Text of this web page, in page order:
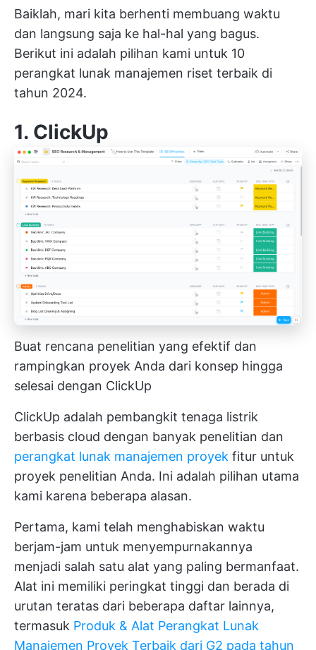
Baiklah, mari kita berhenti membuang waktu
dan langsung saja ke hal-hal yang bagus.
Berikut ini adalah pilihan kami untuk 10
perangkat lunak manajemen riset terbaik di
tahun 2024.
1. ClickUp
Buat rencana penelitian yang efektif dan
rampingkan proyek Anda dari konsep hingga
selesai dengan ClickUp
ClickUp adalah pembangkit tenaga listrik
berbasis cloud dengan banyak penelitian dan
perangkat lunak manajemen proyek fitur untuk
proyek penelitian Anda. Ini adalah pilihan utama
kami karena beberapa alasan.
Pertama, kami telah menghabiskan waktu
berjam-jam untuk menyempurnakannya
menjadi salah satu alat yang paling bermanfaat.
Alat ini memiliki peringkat tinggi dan berada di
urutan teratas dari beberapa daftar lainnya,
termasuk Produk & Alat Perangkat Lunak
Manajemen Proyek Terbaik dari G2 pada tahun